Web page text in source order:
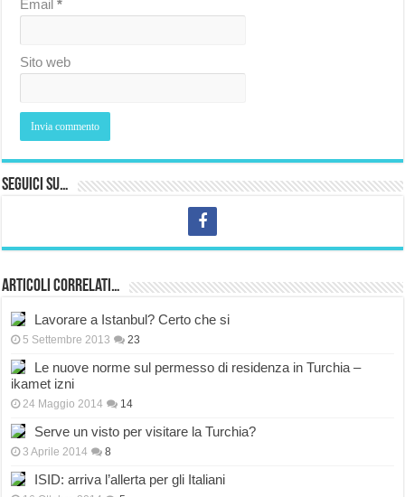
Email*
Sito web
Seguici su…
Articoli correlati…
Lavorare a Istanbul? Certo che si
5 Settembre 2013 23
Le nuove norme sul permesso di residenza in Turchia –
ikamet izni
24 Maggio 2014 14
Serve un visto per visitare la Turchia?
3 Aprile 2014 8
ISID: arriva l’allerta per gli Italiani